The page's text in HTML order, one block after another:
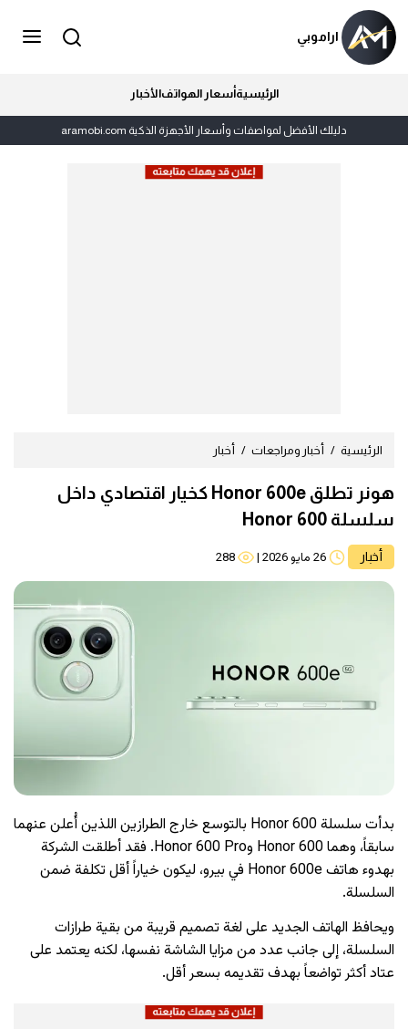
اراموبي
الرئيسيةأسعار الهواتفالأخبار
دليلك الأفضل لمواصفات وأسعار الأجهزة الذكية aramobi.com
الرئيسية أخبار ومراجعات أخبار
هونر تطلق Honor 600e كخيار اقتصادي داخل
سلسلة Honor 600
أخبار 26 مايو 2026 |
288
بدأت سلسلة Honor 600 بالتوسع خارج الطرازين اللذين أُعلن عنهما
سابقاً، وهما Honor 600 وHonor 600 Pro. فقد أطلقت الشركة
بهدوء هاتف Honor 600e في بيرو، ليكون خياراً أقل تكلفة ضمن
السلسلة.
ويحافظ الهاتف الجديد على لغة تصميم قريبة من بقية طرازات
السلسلة، إلى جانب عدد من مزايا الشاشة نفسها، لكنه يعتمد على
عتاد أكثر تواضعاً بهدف تقديمه بسعر أقل.